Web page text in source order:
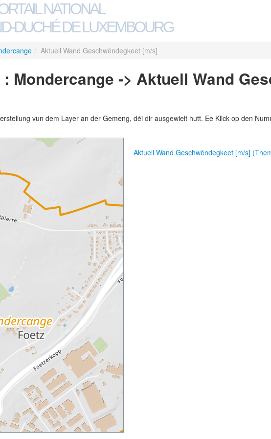
NATIONAL
DUCHÉ DE LUXEMBOURG
/ Aktuell Wand Geschwëndegkeet [m/s]
: Mondercange -> Aktuell Wand
vun dem Layer an der Gemeng, déi dir ausgewielt hutt. Ee Klick op den
Aktuell Wand Geschwëndegkeet [m/s]